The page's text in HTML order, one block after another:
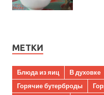
МЕТКИ
Блюда из яиц В духовке
Горячие бутерброды